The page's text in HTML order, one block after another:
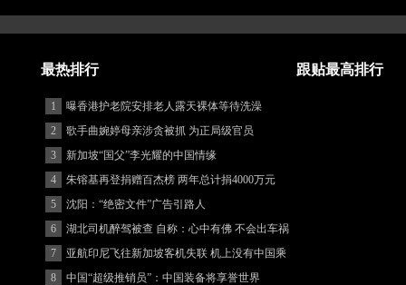
最热排行 跟贴最高排行
1
曝香港护老院安排老人露天裸体等待洗澡
2
歌手曲婉婷母亲涉贪被抓 为正局级官员
3
新加坡“国父”李光耀的中国情缘
4
朱镕基再登捐赠百杰榜 两年总计捐4000万元
5
沈阳：“绝密文件”广告引路人
6
湖北司机醉驾被查 自称：心中有佛 不会出车祸
(图)
7
亚航印尼飞往新加坡客机失联 机上没有中国乘
客
8
中国“超级推销员”：中国装备将享誉世界